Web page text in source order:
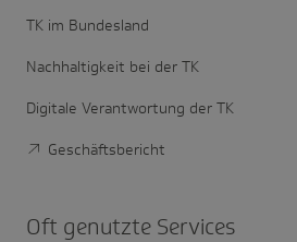
TK im Bundesland
Nachhaltigkeit bei der TK
Digitale Verantwortung der TK
Geschäftsbericht
Oft genutzte Services